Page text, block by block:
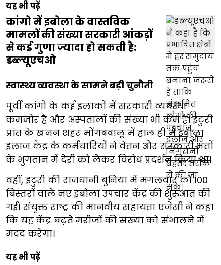
यह भी पढ़ें
कांगो में इबोला के वास्तविक
मामलों की संख्या सरकारी आंकड़ों
से कई गुणा ज्यादा हो सकती है:
डब्ल्यूएचओ
स्वास्थ्य व्यवस्था के सामने बड़ी चुनौती
पूर्वी कांगो के कई इलाकों में सरकारी व्यवस्था
कमजोर है और अस्पतालों की संख्या भी कम है। इटुरी
प्रांत के खनन शहर मोंगबवालू में हाल ही में इबोला
इलाज केंद्र के कर्मचारियों ने वेतन और सरकारी भत्तों
के भुगतान में देरी को लेकर विरोध प्रदर्शन किया था।
वहीं, इटुरी की राजधानी बुनिया में मंगलवार को 100
बिस्तरों वाले नए इबोला उपचार केंद्र की शुरुआत की
गई। संयुक्त राष्ट्र की मानवीय सहायता एजेंसी ने कहा
कि यह केंद्र बढ़ते मरीजों की संख्या को संभालने में
मदद करेगा।
यह भी पढ़ें